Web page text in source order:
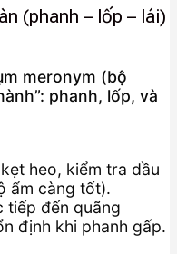
(phanh – lốp – lái)
meronym (bộ
phanh, lốp, và
heo, kiểm tra dầu
ẩm càng tốt).
tiếp đến quãng
định khi phanh gấp.